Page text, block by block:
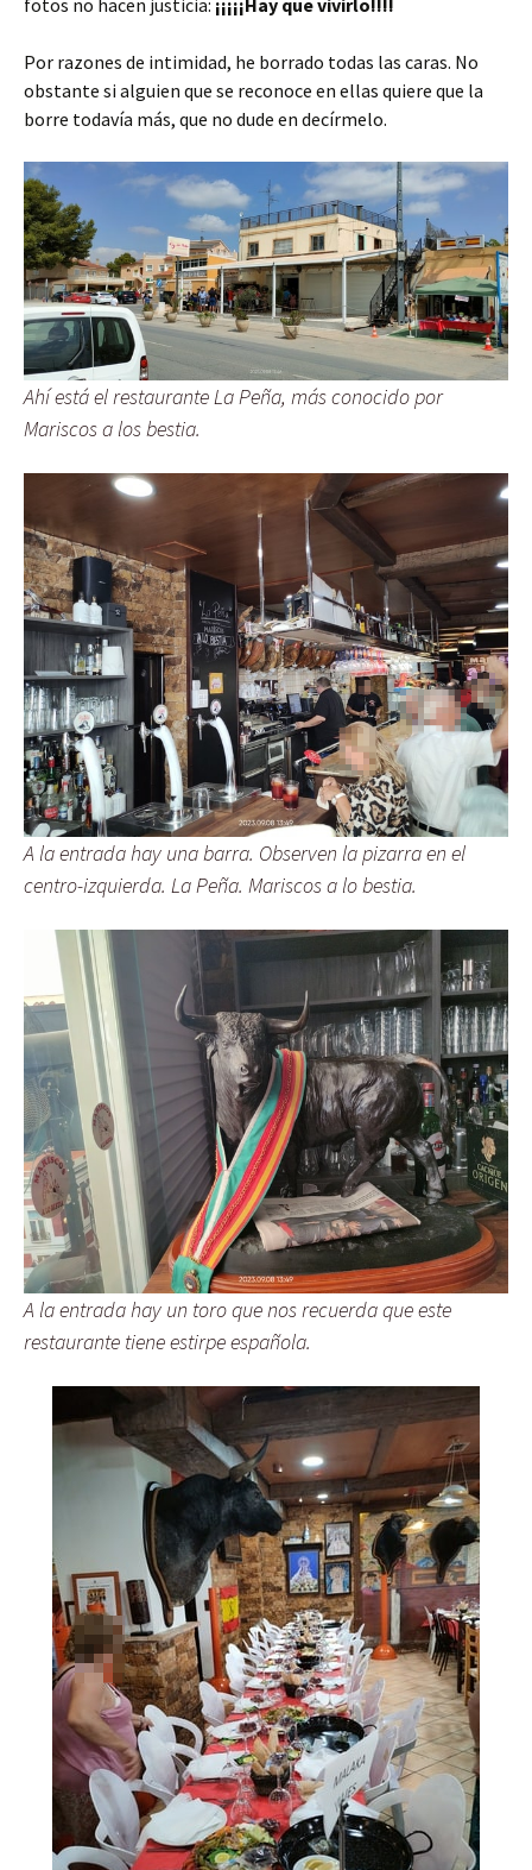
fotos no hacen justicia: ¡¡¡¡¡Hay que vivirlo!!!!
Por razones de intimidad, he borrado todas las caras. No
obstante si alguien que se reconoce en ellas quiere que la
borre todavía más, que no dude en decírmelo.
Ahí está el restauranteLa Peña, más conocido por
Mariscos a los bestia.
A la entrada hay una barra. Observen la pizarra en el
centro-izquierda. La Peña. Mariscos a lo bestia.
A la entrada hay un toro que nos recuerda que este
restaurante tiene estirpe española.